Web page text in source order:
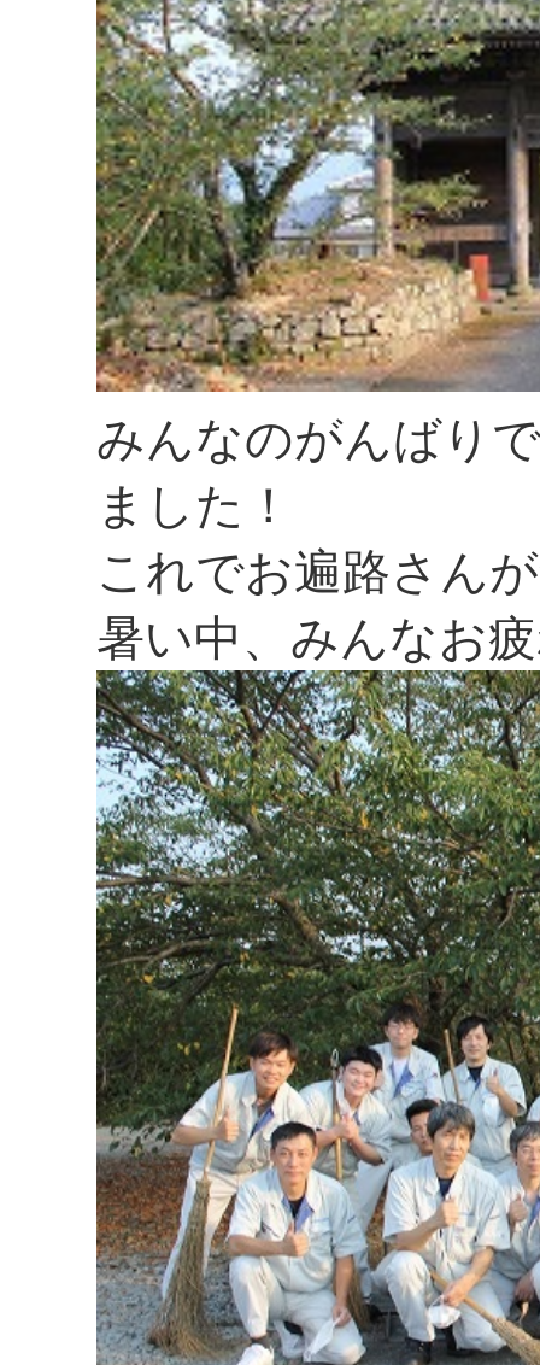
みんなのがんばり
ました！
これでお遍路さん
暑い中、みんなお